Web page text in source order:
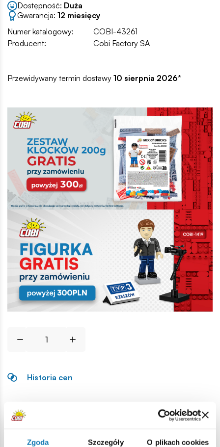
Zgoda Szczegóły O plikach cookies
Dostępność: Duża
Gwarancja: 12 miesięcy
Numer katalogowy:
COBI-43261
Producent:
Cobi Factory SA
Przewidywany termin dostawy 10 sierpnia 2026*
Historia cen
Opis
Lokalizacja produktu: